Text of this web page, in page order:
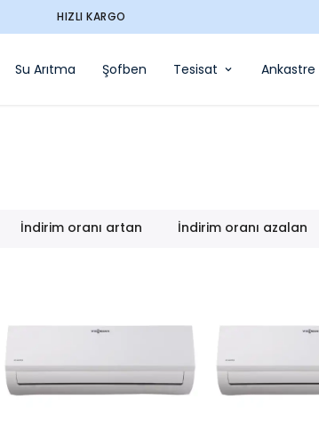
HIZLI KARGO
Su Arıtma Şofben Tesisat Ankastre
İndirim oranı artan İndirim oranı azalan